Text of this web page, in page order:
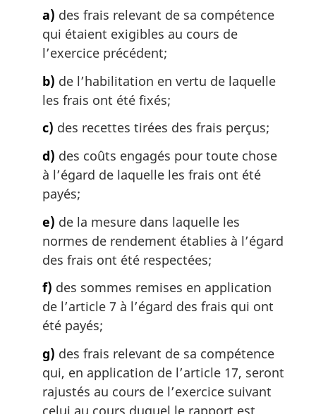
a) des frais relevant de sa compétence
qui étaient exigibles au cours de
l’exercice précédent;
b) de l’habilitation en vertu de laquelle
les frais ont été fixés;
c) des recettes tirées des frais perçus;
d) des coûts engagés pour toute chose
à l’égard de laquelle les frais ont été
payés;
e) de la mesure dans laquelle les
normes de rendement établies à l’égard
des frais ont été respectées;
f) des sommes remises en application
de l’article 7 à l’égard des frais qui ont
été payés;
g) des frais relevant de sa compétence
qui, en application de l’article 17, seront
rajustés au cours de l’exercice suivant
celui au cours duquel le rapport est